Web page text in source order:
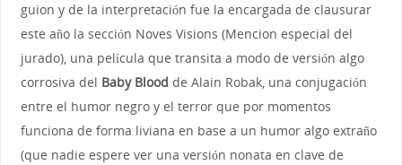
guion y de la interpretación fue la encargada de clausurar
este año la sección Noves Visions (Mencion especial del
jurado), una película que transita a modo de versión algo
corrosiva del Baby Blood de Alain Robak, una conjugación
entre el humor negro y el terror que por momentos
funciona de forma liviana en base a un humor algo extraño
(que nadie espere ver una versión nonata en clave de